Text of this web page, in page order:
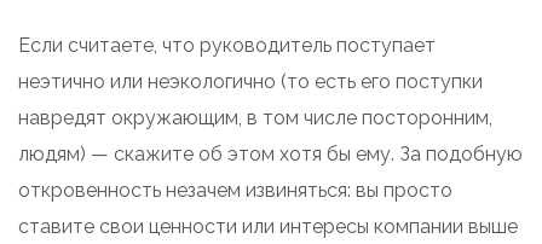
Если считаете, что руководитель поступает
неэтично или неэкологично (то есть его поступки
навредят окружающим, в том числе посторонним,
людям) — скажите об этом хотя бы ему. За подобную
откровенность незачем извиняться: вы просто
ставите свои ценности или интересы компании выше